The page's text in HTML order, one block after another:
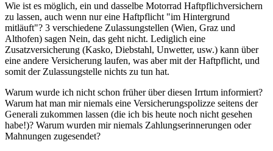
Wie ist es möglich, ein und dasselbe Motorrad Haftpflichversichern
zu lassen, auch wenn nur eine Haftpflicht "im Hintergrund
mitläuft"? 3 verschiedene Zulassungstellen (Wien, Graz und
Althofen) sagen Nein, das geht nicht. Lediglich eine
Zusatzversicherung (Kasko, Diebstahl, Unwetter, usw.) kann über
eine andere Versicherung laufen, was aber mit der Haftpflicht, und
somit der Zulassungstelle nichts zu tun hat.
Warum wurde ich nicht schon früher über diesen Irrtum informiert?
Warum hat man mir niemals eine Versicherungspolizze seitens der
Generali zukommen lassen (die ich bis heute noch nicht gesehen
habe!)? Warum wurden mir niemals Zahlungserinnerungen oder
Mahnungen zugesendet?